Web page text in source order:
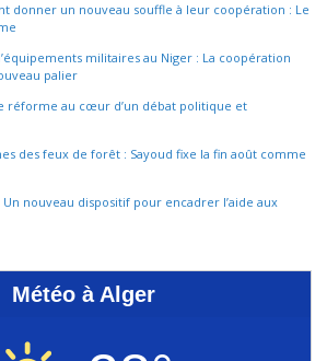
donner un nouveau souffle à leur coopération : Le
militaires au Niger : La coopération
palier
réforme au cœur d’un débat politique et
des feux de forêt : Sayoud fixe la fin août comme
nouveau dispositif pour encadrer l’aide aux
Météo à Alger